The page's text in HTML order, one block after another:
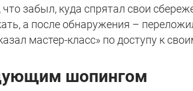
забыл, куда спрятал свои
а после обнаружения –
мастер-класс» по доступу к
шопингом